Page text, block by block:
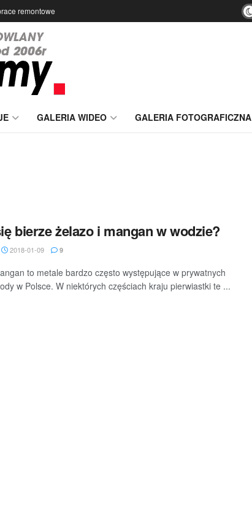
remontowe
GALERIA WIDEO GALERIA FOTOGRAFICZNA
bierze żelazo i mangan w wodzie?
2018-01-09 9
to metale bardzo często występujące w prywatnych
w Polsce. W niektórych częściach kraju pierwiastki te ...